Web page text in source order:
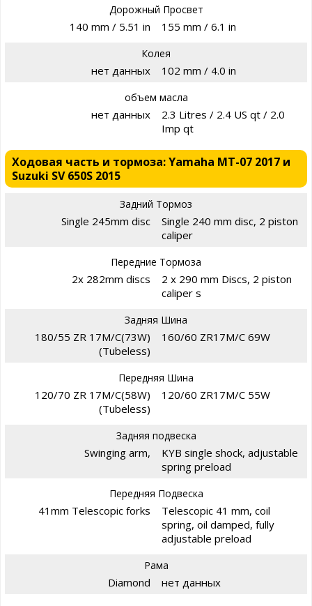
Дорожный Просвет
140 mm / 5.51 in 155 mm / 6.1 in
Колея
нет данных 102 mm / 4.0 in
объем масла
нет данных
2.3 Litres / 2.4 US qt / 2.0
Imp qt
Ходовая часть и тормоза: Yamaha MT-07 2017 и
Suzuki SV 650S 2015
Задний Тормоз
Single 245mm disc
Single 240 mm disc, 2 piston
caliper
Передние Тормоза
2x 282mm discs
2 x 290 mm Discs, 2 piston
caliper s
Задняя Шина
180/55 ZR 17M/C(73W)
(Tubeless)
160/60 ZR17M/C 69W
Передняя Шина
120/70 ZR 17M/C(58W)
(Tubeless)
120/60 ZR17M/C 55W
Задняя подвеска
Swinging arm,
KYB single shock, adjustable
spring preload
Передняя Подвеска
41mm Telescopic forks
Telescopic 41 mm, coil
spring, oil damped, fully
adjustable preload
Рама
Diamond нет данных